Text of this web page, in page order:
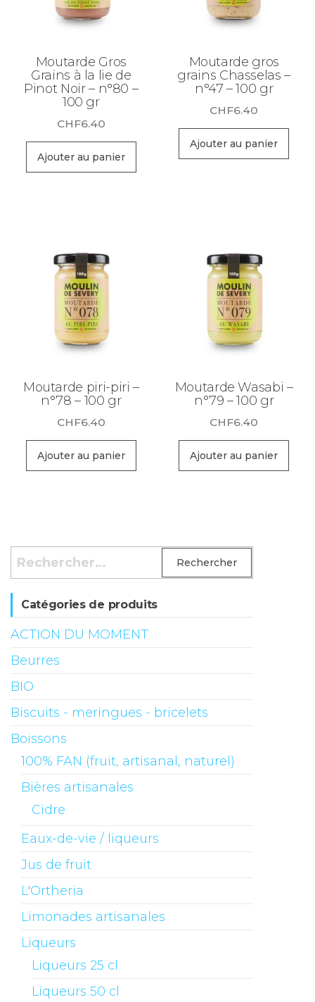
Moutarde Gros
Grains à la lie de
Pinot Noir – n°80 –
100 gr
CHF6.40
Ajouter au panier
Moutarde gros
grains Chasselas –
n°47 – 100 gr
CHF6.40
Ajouter au panier
Moutarde piri-piri –
n°78 – 100 gr
CHF6.40
Ajouter au panier
Moutarde Wasabi –
n°79 – 100 gr
CHF6.40
Ajouter au panier
Rechercher :
Catégories de produits
ACTION DU MOMENT
Beurres
BIO
Biscuits - meringues - bricelets
Boissons
100% FAN (fruit, artisanal, naturel)
Bières artisanales
Cidre
Eaux-de-vie / liqueurs
Jus de fruit
L'Ortheria
Limonades artisanales
Liqueurs
Liqueurs 25 cl
Liqueurs 50 cl